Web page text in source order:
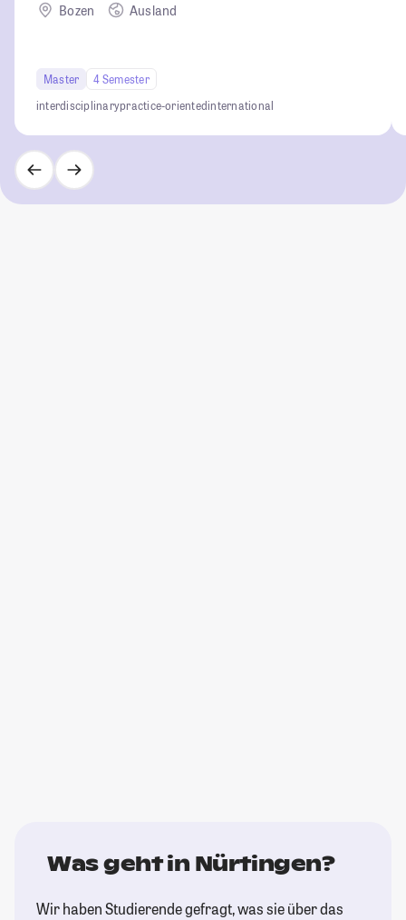
Bozen
Ausland
Master
4 Semester
interdisciplinarypractice-orientedinternational
Was geht in Nürtingen?
Wir haben Studierende gefragt, was sie über das